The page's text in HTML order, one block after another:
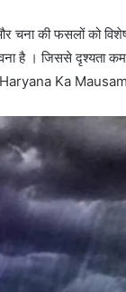
चना की फसलों को
है । जिससे दृश्यता कम
Ka Mausam